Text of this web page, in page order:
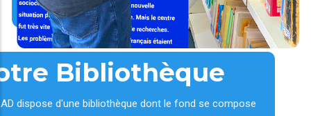
Bibliothèque
dispose d'une bibliothèque dont le fond se compose